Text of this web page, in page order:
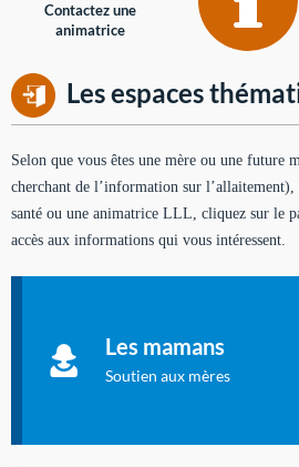
Contactez une
animatrice
Les espaces
Selon que vous êtes une mère ou une future
cherchant de l’information sur
santé ou une animatrice LLL, cliquez sur le
accès aux informations qui vous intéressent.
Les mamans
Soutien aux mères
à allaiter et vous informer : toutes les
concernent l'allaitement.